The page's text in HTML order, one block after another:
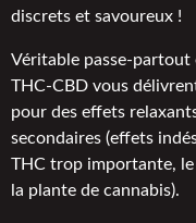
discrets et savoureux !
Véritable passe-partout
THC-CBD vous
pour des effets
secondaires (effets
THC trop importante,
la plante de cannabis).